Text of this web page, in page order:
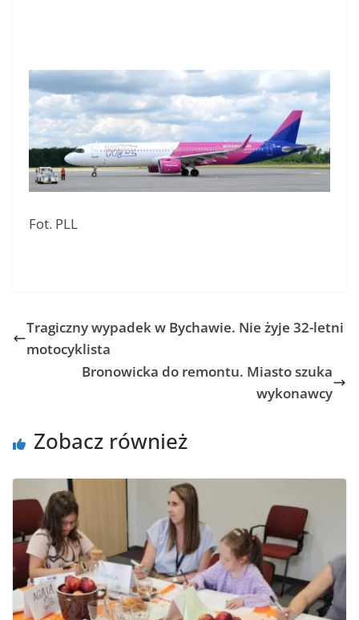
Fot. PLL
Tragiczny wypadek w Bychawie. Nie żyje 32-letni
motocyklista
Bronowicka do remontu. Miasto szuka
wykonawcy
Zobacz również